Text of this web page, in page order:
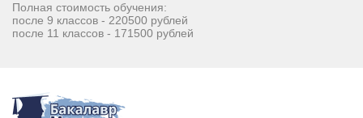
Полная стоимость обучения:
после 9 классов - 220500 рублей
после 11 классов - 171500 рублей